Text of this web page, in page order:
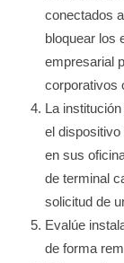
conectados
bloquear los
empresarial
corporativos
La
el
en sus
de terminal
solicitud de
Evalúe
de forma